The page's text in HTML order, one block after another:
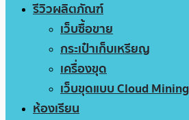
รีวิวผลิตภัณฑ์
เว็บซื้อขาย
กระเป๋าเก็บเหรียญ
เครื่องขุด
เว็บขุดแบบ Cloud Mining
ห้องเรียน